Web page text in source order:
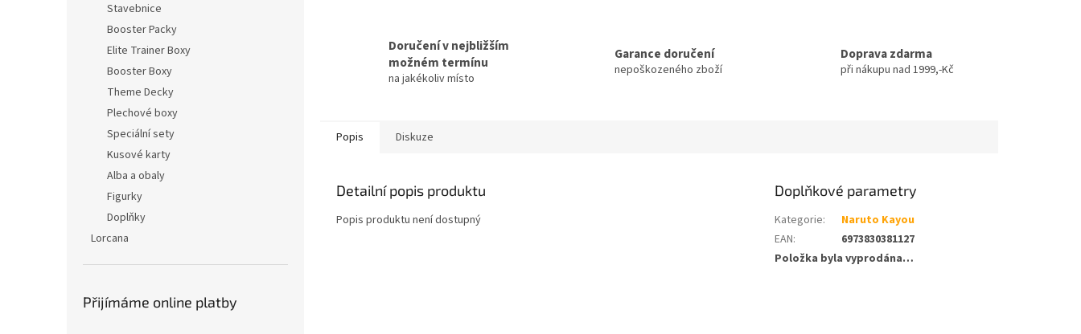
Stavebnice
Booster Packy
Elite Trainer Boxy
Booster Boxy
Theme Decky
Plechové boxy
Speciální sety
Kusové karty
Alba a obaly
Figurky
Doplňky
Lorcana
Přijímáme online platby
Doručení v nejbližším
možném termínu
na jakékoliv místo
Garance doručení
nepoškozeného zboží
Doprava zdarma
při nákupu nad 1999,-Kč
Popis Diskuze
Detailní popis produktu
Popis produktu není dostupný
Doplňkové parametry
Kategorie:
Naruto Kayou
EAN:
6973830381127
Položka byla vyprodána…